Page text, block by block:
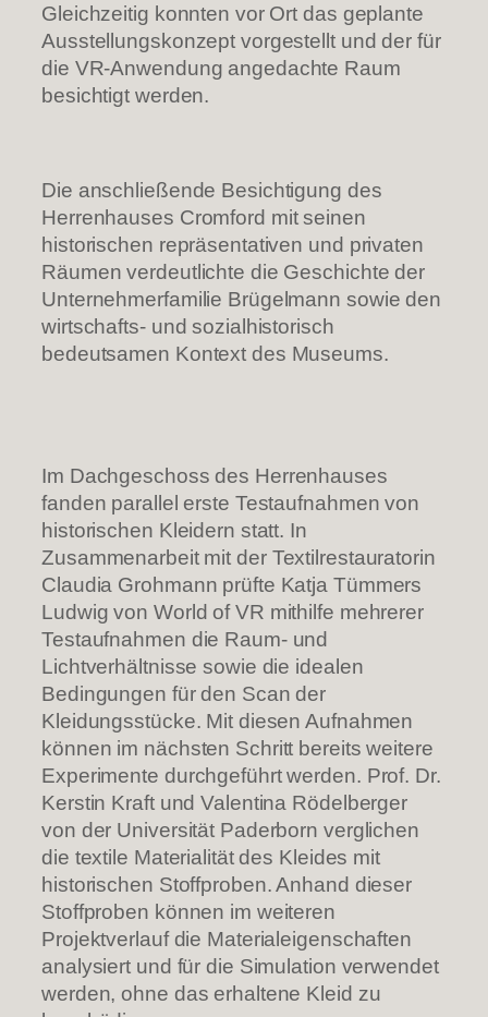
Gleichzeitig konnten vor Ort das geplante
Ausstellungskonzept vorgestellt und der für
die VR-Anwendung angedachte Raum
besichtigt werden.
Die anschließende Besichtigung des
Herrenhauses Cromford mit seinen
historischen repräsentativen und privaten
Räumen verdeutlichte die Geschichte der
Unternehmerfamilie Brügelmann sowie den
wirtschafts- und sozialhistorisch
bedeutsamen Kontext des Museums.
Im Dachgeschoss des Herrenhauses
fanden parallel erste Testaufnahmen von
historischen Kleidern statt. In
Zusammenarbeit mit der Textilrestauratorin
Claudia Grohmann prüfte Katja Tümmers
Ludwig von World of VR mithilfe mehrerer
Testaufnahmen die Raum- und
Lichtverhältnisse sowie die idealen
Bedingungen für den Scan der
Kleidungsstücke. Mit diesen Aufnahmen
können im nächsten Schritt bereits weitere
Experimente durchgeführt werden. Prof. Dr.
Kerstin Kraft und Valentina Rödelberger
von der Universität Paderborn verglichen
die textile Materialität des Kleides mit
historischen Stoffproben. Anhand dieser
Stoffproben können im weiteren
Projektverlauf die Materialeigenschaften
analysiert und für die Simulation verwendet
werden, ohne das erhaltene Kleid zu